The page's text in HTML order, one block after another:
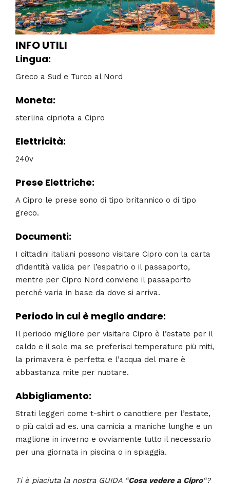
INFO UTILI
Lingua:
Greco a Sud e Turco al Nord
Moneta:
sterlina cipriota a Cipro
Elettricità:
240v
Prese Elettriche:
A Cipro le prese sono di tipo britannico o di tipo
greco.
Documenti:
I cittadini italiani possono visitare Cipro con la carta
d’identità valida per l’espatrio o il passaporto,
mentre per Cipro Nord conviene il passaporto
perché varia in base da dove si arriva.
Periodo in cui è meglio andare:
Il periodo migliore per visitare Cipro è l’estate per il
caldo e il sole ma se preferisci temperature più miti,
la primavera è perfetta e l’acqua del mare è
abbastanza mite per nuotare.
Abbigliamento:
Strati leggeri come t-shirt o canottiere per l’estate,
o più caldi ad es. una camicia a maniche lunghe e un
maglione in inverno e ovviamente tutto il necessario
per una giornata in piscina o in spiaggia.
Ti è piaciuta la nostra GUIDA “Cosa vedere a Cipro“?